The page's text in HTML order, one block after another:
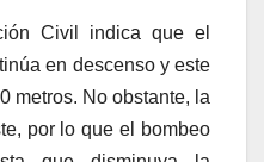
Civil indica que el
en descenso y este
metros. No obstante, la
por lo que el bombeo